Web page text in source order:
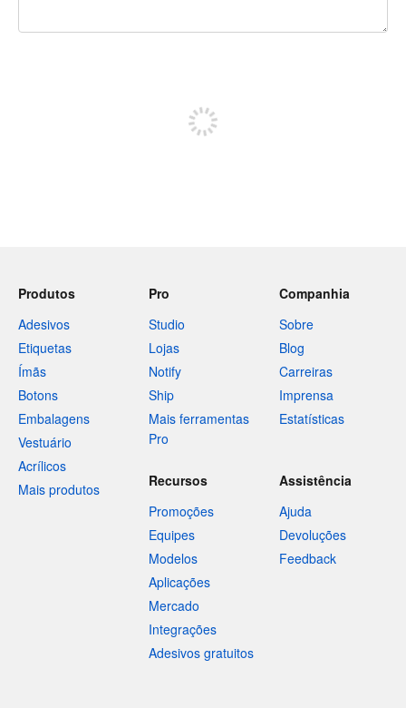
Produtos
Adesivos
Etiquetas
Ímãs
Botons
Embalagens
Vestuário
Acrílicos
Mais produtos
Pro
Studio
Lojas
Notify
Ship
Mais ferramentas
Pro
Companhia
Sobre
Blog
Carreiras
Imprensa
Estatísticas
Recursos
Promoções
Equipes
Modelos
Aplicações
Mercado
Integrações
Adesivos gratuitos
Assistência
Ajuda
Devoluções
Feedback